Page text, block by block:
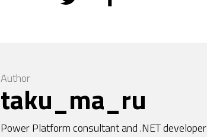
Author
taku_ma_ru
Power Platform consultant and .NET developer